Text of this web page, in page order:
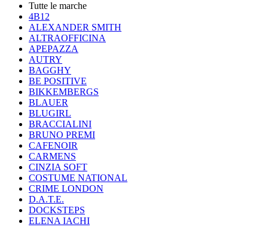
Tutte le marche
4B12
ALEXANDER SMITH
ALTRAOFFICINA
APEPAZZA
AUTRY
BAGGHY
BE POSITIVE
BIKKEMBERGS
BLAUER
BLUGIRL
BRACCIALINI
BRUNO PREMI
CAFENOIR
CARMENS
CINZIA SOFT
COSTUME NATIONAL
CRIME LONDON
D.A.T.E.
DOCKSTEPS
ELENA IACHI